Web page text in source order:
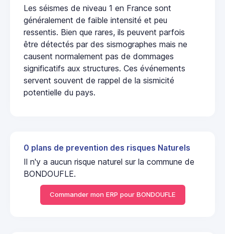
Les séismes de niveau 1 en France sont
généralement de faible intensité et peu
ressentis. Bien que rares, ils peuvent parfois
être détectés par des sismographes mais ne
causent normalement pas de dommages
significatifs aux structures. Ces événements
servent souvent de rappel de la sismicité
potentielle du pays.
0 plans de prevention des risques Naturels
Il n'y a aucun risque naturel sur la commune de
BONDOUFLE.
Commander mon ERP pour BONDOUFLE